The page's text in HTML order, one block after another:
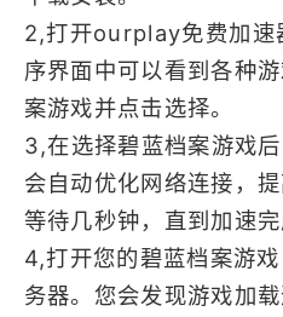
2,打开ourplay免费加速
序界面中可以看到各种
案游戏并点击选择。
3,在选择碧蓝档案游戏
会自动优化网络连接，
等待几秒钟，直到加速完
4,打开您的碧蓝档案游
务器。您会发现游戏加